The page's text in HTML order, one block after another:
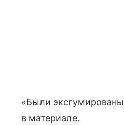
«Были
в материале.